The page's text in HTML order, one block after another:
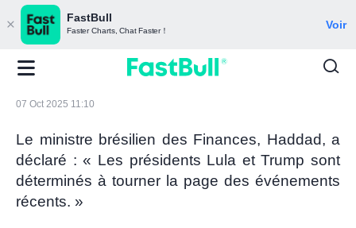
FastBull
Faster Charts, Chat Faster！ Voir
07 Oct 2025 11:10
Le ministre brésilien des Finances, Haddad, a
déclaré : « Les présidents Lula et Trump sont
déterminés à tourner la page des événements
récents. »